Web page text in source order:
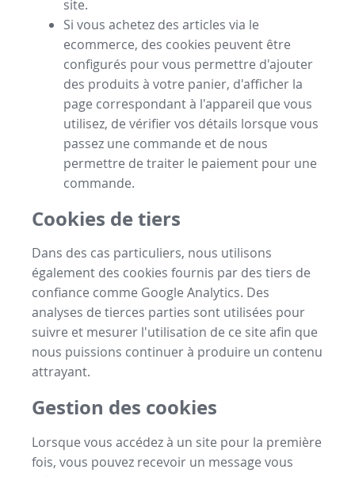
site.
Si vous achetez des articles via le
ecommerce, des cookies peuvent être
configurés pour vous permettre d'ajouter
des produits à votre panier, d'afficher la
page correspondant à l'appareil que vous
utilisez, de vérifier vos détails lorsque vous
passez une commande et de nous
permettre de traiter le paiement pour une
commande.
Cookies de tiers
Dans des cas particuliers, nous utilisons
également des cookies fournis par des tiers de
confiance comme Google Analytics. Des
analyses de tierces parties sont utilisées pour
suivre et mesurer l'utilisation de ce site afin que
nous puissions continuer à produire un contenu
attrayant.
Gestion des cookies
Lorsque vous accédez à un site pour la première
fois, vous pouvez recevoir un message vous